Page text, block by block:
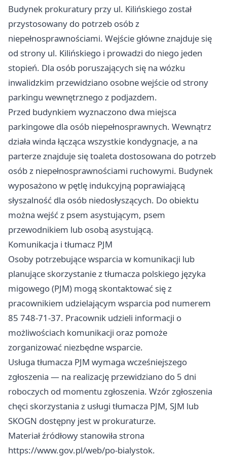
Budynek prokuratury przy ul. Kilińskiego został
przystosowany do potrzeb osób z
niepełnosprawnościami. Wejście główne znajduje się
od strony ul. Kilińskiego i prowadzi do niego jeden
stopień. Dla osób poruszających się na wózku
inwalidzkim przewidziano osobne wejście od strony
parkingu wewnętrznego z podjazdem.
Przed budynkiem wyznaczono dwa miejsca
parkingowe dla osób niepełnosprawnych. Wewnątrz
działa winda łącząca wszystkie kondygnacje, a na
parterze znajduje się toaleta dostosowana do potrzeb
osób z niepełnosprawnościami ruchowymi. Budynek
wyposażono w pętlę indukcyjną poprawiającą
słyszalność dla osób niedosłyszących. Do obiektu
można wejść z psem asystującym, psem
przewodnikiem lub osobą asystującą.
Komunikacja i tłumacz PJM
Osoby potrzebujące wsparcia w komunikacji lub
planujące skorzystanie z tłumacza polskiego języka
migowego (PJM) mogą skontaktować się z
pracownikiem udzielającym wsparcia pod numerem
85 748-71-37. Pracownik udzieli informacji o
możliwościach komunikacji oraz pomoże
zorganizować niezbędne wsparcie.
Usługa tłumacza PJM wymaga wcześniejszego
zgłoszenia — na realizację przewidziano do 5 dni
roboczych od momentu zgłoszenia. Wzór zgłoszenia
chęci skorzystania z usługi tłumacza PJM, SJM lub
SKOGN dostępny jest w prokuraturze.
Materiał źródłowy stanowiła strona
https://www.gov.pl/web/po-bialystok.